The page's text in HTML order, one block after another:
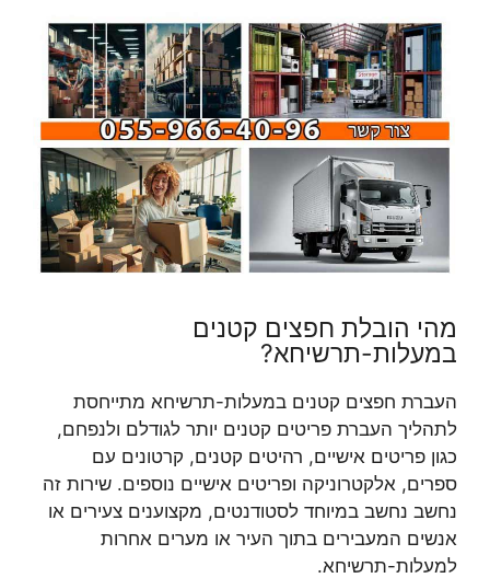
מהי הובלת חפצים קטנים
במעלות-תרשיחא?
העברת חפצים קטנים במעלות-תרשיחא מתייחסת
לתהליך העברת פריטים קטנים יותר לגודלם ולנפחם,
כגון פריטים אישיים, רהיטים קטנים, קרטונים עם
ספרים, אלקטרוניקה ופריטים אישיים נוספים. שירות זה
נחשב נחשב במיוחד לסטודנטים, מקצוענים צעירים או
אנשים המעבירים בתוך העיר או מערים אחרות
למעלות-תרשיחא.